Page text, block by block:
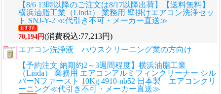
【8/6 13時以降のご注文は8/17以降出荷】【送料無料】
横浜油脂工業（Linda） 業務用 壁掛けエアコン洗浄セッ
ト SNJ-Y-2 ≪代引き不可・メーカー直送≫
70,194円(消費税込:77,213円)
エアコン洗浄液 ハウスクリーニング業の方向け
【予約注文 納期約2～3週間程度】横浜油脂工業
（Linda） 業務用 エアコンアルミフィンクリーナー シル
バーNファースト 10Kg 4910-nb52 日本製 エアコンクリ
ーニング≪代引き不可・メーカー直送≫